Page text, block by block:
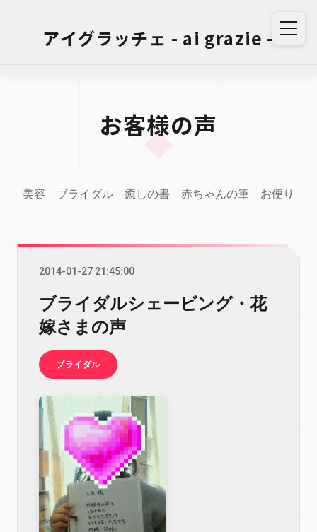
アイグラッチェ - ai grazie -
お客様の声
美容 ブライダル 癒しの書 赤ちゃんの筆 お便り
2014-01-27 21:45:00
ブライダルシェービング・花
嫁さまの声
ブライダル